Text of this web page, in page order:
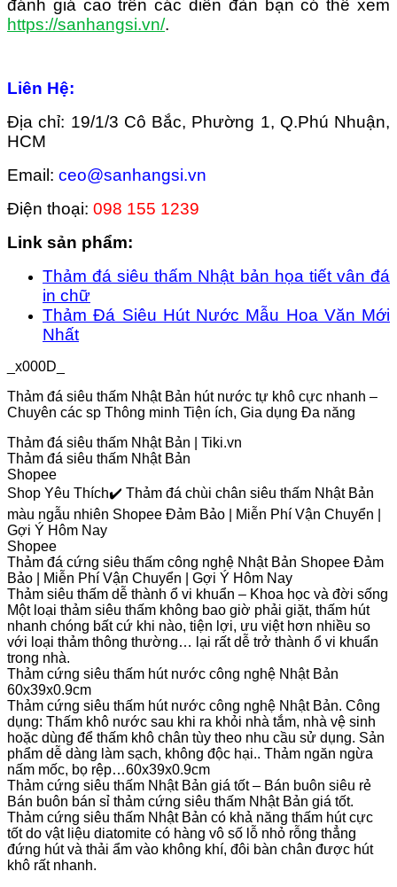
đánh giá cao trên các diễn đàn bạn có thể xem
https://sanhangsi.vn/.
Liên Hệ:
Địa chỉ: 19/1/3 Cô Bắc, Phường 1, Q.Phú Nhuận,
HCM
Email: ceo@sanhangsi.vn
Điện thoại: 098 155 1239
Link sản phẩm:
Thảm đá siêu thấm Nhật bản họa tiết vân đá
in chữ
Thảm Đá Siêu Hút Nước Mẫu Hoa Văn Mới
Nhất
_x000D_
Thảm đá siêu thấm Nhật Bản hút nước tự khô cực nhanh –
Chuyên các sp Thông minh Tiện ích, Gia dụng Đa năng
Thảm đá siêu thấm Nhật Bản | Tiki.vn
Thảm đá siêu thấm Nhật Bản
Shopee
Shop Yêu Thích✔️ Thảm đá chùi chân siêu thấm Nhật Bản
màu ngẫu nhiên Shopee Đảm Bảo | Miễn Phí Vận Chuyển |
Gợi Ý Hôm Nay
Shopee
Thảm đá cứng siêu thấm công nghệ Nhật Bản Shopee Đảm
Bảo | Miễn Phí Vận Chuyển | Gợi Ý Hôm Nay
Thảm siêu thấm dễ thành ổ vi khuẩn – Khoa học và đời sống
Một loại thảm siêu thấm không bao giờ phải giặt, thấm hút
nhanh chóng bất cứ khi nào, tiện lợi, ưu việt hơn nhiều so
với loại thảm thông thường… lại rất dễ trở thành ổ vi khuẩn
trong nhà.
Thảm cứng siêu thấm hút nước công nghệ Nhật Bản
60x39x0.9cm
Thảm cứng siêu thấm hút nước công nghệ Nhật Bản. Công
dụng: Thấm khô nước sau khi ra khỏi nhà tắm, nhà vệ sinh
hoặc dùng để thấm khô chân tùy theo nhu cầu sử dụng. Sản
phẩm dễ dàng làm sạch, không độc hại.. Thảm ngăn ngừa
nấm mốc, bọ rệp…60x39x0.9cm
Thảm cứng siêu thấm Nhật Bản giá tốt – Bán buôn siêu rẻ
Bán buôn bán sỉ thảm cứng siêu thấm Nhật Bản giá tốt.
Thảm cứng siêu thấm Nhật Bản có khả năng thấm hút cực
tốt do vật liệu diatomite có hàng vô số lỗ nhỏ rỗng thẳng
đứng hút và thải ẩm vào không khí, đôi bàn chân được hút
khô rất nhanh.